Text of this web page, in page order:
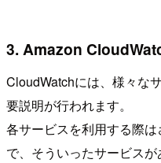
3. Amazon
CloudWatchには、様々な
要説明が行われます。
各サービスを利用する際
で、そういったサービス